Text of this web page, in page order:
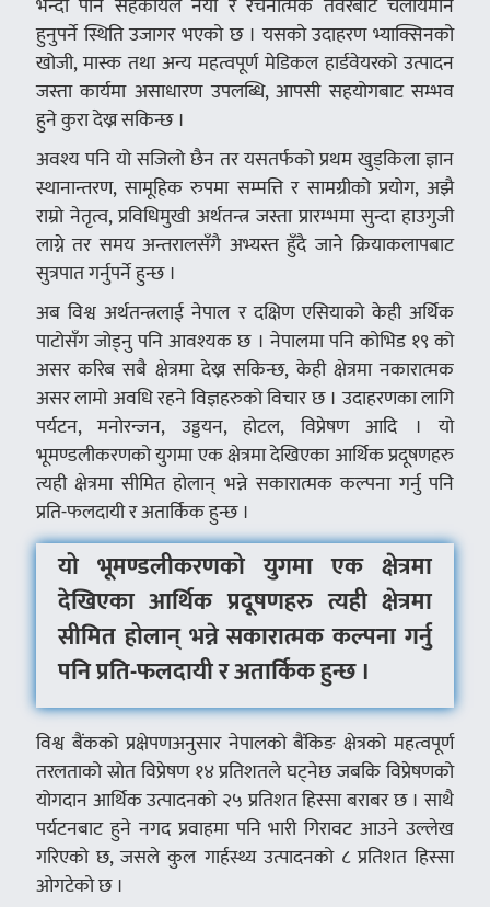
हुनुपर्ने स्थिति उजागर भएको छ । यसको उदाहरण भ्याक्सिनको
खोजी, मास्क तथा अन्य महत्वपूर्ण मेडिकल हार्डवेयरको उत्पादन
जस्ता कार्यमा असाधारण उपलब्धि, आपसी सहयोगबाट सम्भव
हुने कुरा देख्न सकिन्छ ।
अवश्य पनि यो सजिलो छैन तर यसतर्फको प्रथम खुड्किला ज्ञान
स्थानान्तरण, सामूहिक रुपमा सम्पत्ति र सामग्रीको प्रयोग, अझै
राम्रो नेतृत्व, प्रविधिमुखी अर्थतन्त्र जस्ता प्रारम्भमा सुन्दा हाउगुजी
लाग्ने तर समय अन्तरालसँगै अभ्यस्त हुँदै जाने क्रियाकलापबाट
सुत्रपात गर्नुपर्ने हुन्छ ।
अब विश्व अर्थतन्त्रलाई नेपाल र दक्षिण एसियाको केही अर्थिक
पाटोसँग जोड्नु पनि आवश्यक छ । नेपालमा पनि कोभिड १९ को
असर करिब सबै क्षेत्रमा देख्न सकिन्छ, केही क्षेत्रमा नकारात्मक
असर लामो अवधि रहने विज्ञहरुको विचार छ । उदाहरणका लागि
पर्यटन, मनोरन्जन, उड्डयन, होटल, विप्रेषण आदि । यो
भूमण्डलीकरणको युगमा एक क्षेत्रमा देखिएका आर्थिक प्रदूषणहरु
त्यही क्षेत्रमा सीमित होलान् भन्ने सकारात्मक कल्पना गर्नु पनि
प्रति-फलदायी र अतार्किक हुन्छ ।
यो भूमण्डलीकरणको युगमा एक क्षेत्रमा
देखिएका आर्थिक प्रदूषणहरु त्यही क्षेत्रमा
सीमित होलान् भन्ने सकारात्मक कल्पना गर्नु
पनि प्रति-फलदायी र अतार्किक हुन्छ ।
विश्व बैंकको प्रक्षेपणअनुसार नेपालको बैंकिङ क्षेत्रको महत्वपूर्ण
तरलताको स्रोत विप्रेषण १४ प्रतिशतले घट्नेछ जबकि विप्रेषणको
योगदान आर्थिक उत्पादनको २५ प्रतिशत हिस्सा बराबर छ । साथै
पर्यटनबाट हुने नगद प्रवाहमा पनि भारी गिरावट आउने उल्लेख
गरिएको छ, जसले कुल गार्हस्थ्य उत्पादनको ८ प्रतिशत हिस्सा
ओगटेको छ ।